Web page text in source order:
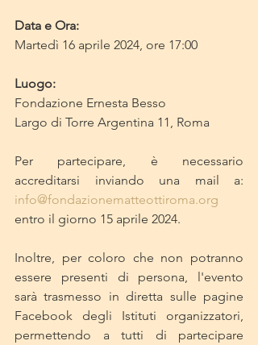
Data e Ora:
Martedì 16 aprile 2024, ore 17:00
Luogo:
Fondazione Ernesta Besso
Largo di Torre Argentina 11, Roma
Per partecipare, è necessario
info@fondazionematteottiroma.org
entro il giorno 15 aprile 2024.
Inoltre, per coloro che non potranno
essere presenti di persona, l'evento
sarà trasmesso in diretta sulle pagine
Facebook degli Istituti organizzatori,
permettendo a tutti di partecipare